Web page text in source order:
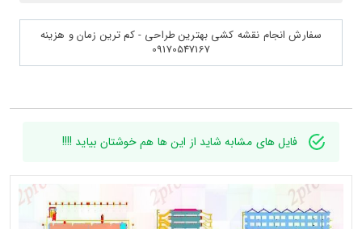
سفارش انجام نقشه کشی بهترین طراحی - کم ترین زمان و هزینه
09170547167
فایل های مشابه شاید از این ها هم خوشتان بیاید !!!!